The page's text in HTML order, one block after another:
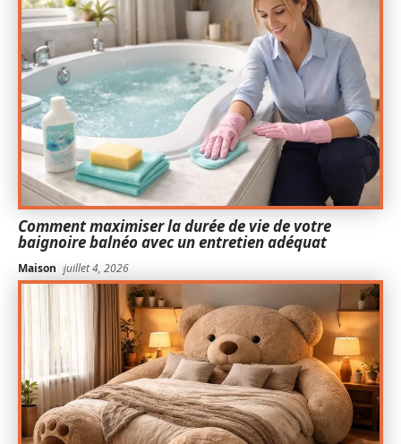
Comment maximiser la durée de vie de votre
baignoire balnéo avec un entretien adéquat
Maison juillet 4, 2026